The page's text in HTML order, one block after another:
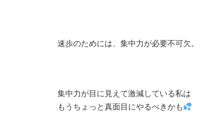
速歩のためには、集中力が必要不可欠。
集中力が目に見えて激減している私は
もうちょっと真面目にやるべきかも